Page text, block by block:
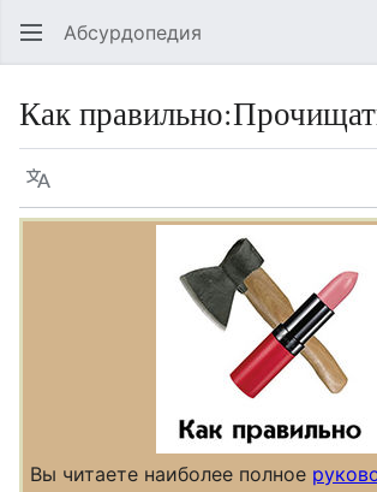
Абсурдопедия
Как правильно:
Язык
Вы читаете наиболее полное